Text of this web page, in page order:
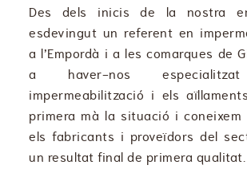
Des dels inicis de la nostra
esdevingut un referent en
a l’Empordà i a les comarques de
a haver-nos
impermeabilització i els
primera mà la situació i
els fabricants i proveïdors del
un resultat final de primera qualitat.